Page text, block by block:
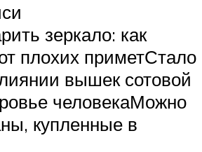
зеркало: как
плохих приметСтало
вышек сотовой
человекаМожно
купленные в